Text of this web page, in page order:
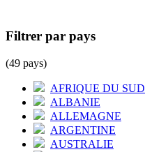
Filtrer par pays
(49 pays)
AFRIQUE DU SUD
ALBANIE
ALLEMAGNE
ARGENTINE
AUSTRALIE